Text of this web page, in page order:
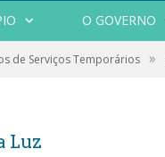
O GOVERNO
de Serviços Temporários »
Luz